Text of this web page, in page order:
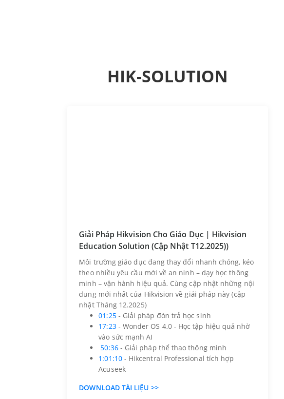
HIK-SOLUTION
Giải Pháp Hikvision Cho Giáo Dục | Hikvision
Education Solution (Cập Nhật T12.2025))
Môi trường giáo dục đang thay đổi nhanh chóng, kéo
theo nhiều yêu cầu mới về an ninh – dạy học thông
minh – vận hành hiệu quả. Cùng cập nhật những nội
dung mới nhất của Hikvision về giải pháp này (cập
nhật Tháng 12.2025)
01:25- Giải pháp đón trả học sinh
17:23- Wonder OS 4.0 - Học tập hiệu quả nhờ
vào sức mạnh AI
50:36- Giải pháp thể thao thông minh
1:01:10- Hikcentral Professional tích hợp
Acuseek
DOWNLOAD TÀI LIỆU >>